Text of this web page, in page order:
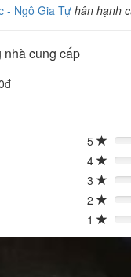
- Ngô Gia Tự hân hạnh
nhà cung cấp
5 0%
4
0%
3
0%
2
0%
1
0%